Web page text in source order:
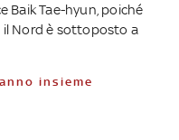
Baik Tae-hyun, poiché
il Nord è sottoposto a